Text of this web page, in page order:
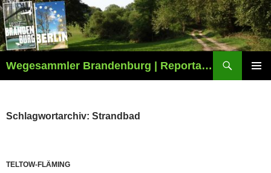
Zum
Inhalt
springen
Wegesammler Brandenburg | Reportagen
Schlagwortarchiv: Strandbad
TELTOW-FLÄMING